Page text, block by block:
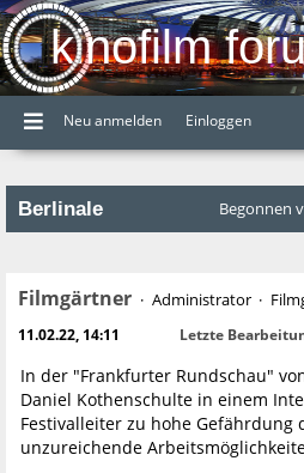
kinofilm
Neu anmelden Einloggen
Berlinale Begonnen
Filmgärtner Administrator
11.02.22, 14:11 Letzte
In der "Frankfurter Rundschau"
Daniel Kothenschulte in einem
Festivalleiter zu hohe Gefährdung
unzureichende